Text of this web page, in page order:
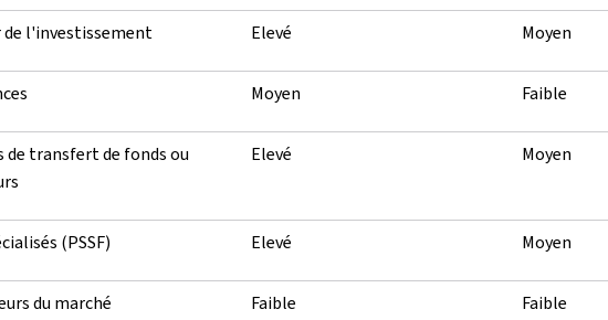
de l'investissement Elevé Moyen
Moyen Faible
de transfert de fonds ou
Elevé Moyen
(PSSF) Elevé Moyen
du marché Faible Faible